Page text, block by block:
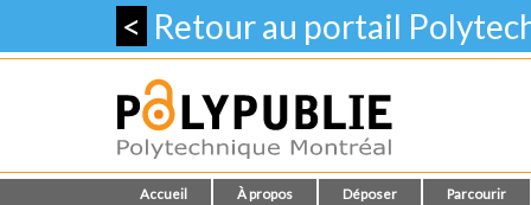
< Retour au portail
Accueil À propos Déposer Parcourir